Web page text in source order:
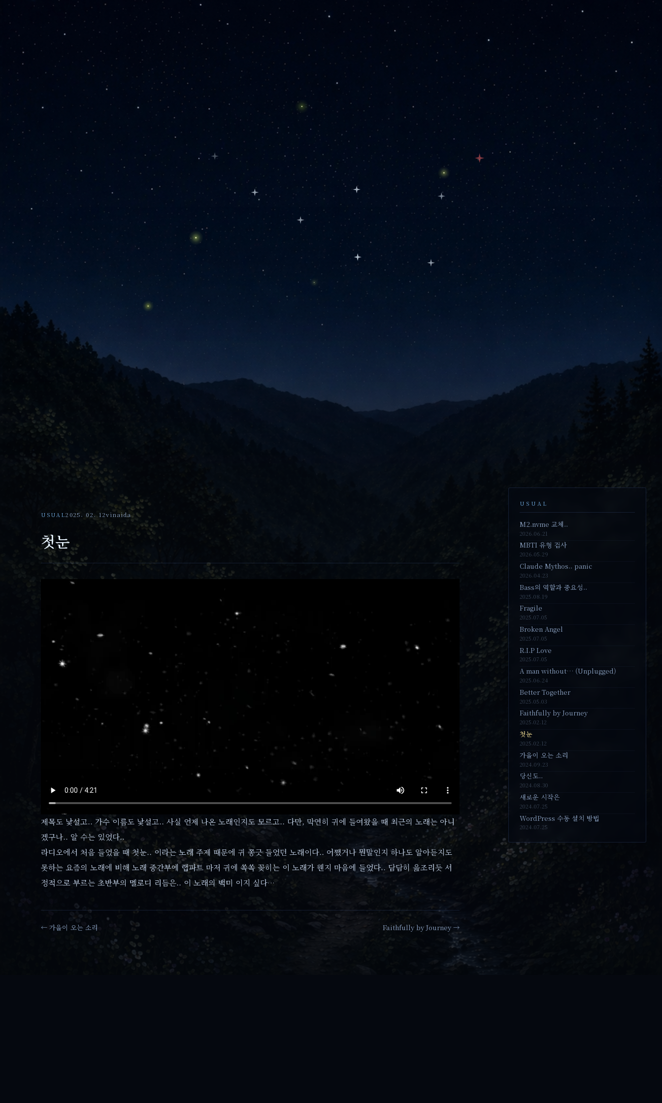
USUAL2025. 02. 12vinaida
첫눈
제목도 낯설고.. 가수 이름도 낯설고.. 사실 언제 나온 노래인지도 모르고.. 다만, 막연히 귀에 들여왔을 때 최근의 노래는 아니
겠구나.. 알 수는 있었다..
라디오에서 처음 들었을 때 첫눈.. 이라는 노래 주제 때문에 귀 쫑긋 들었던 노래이다.. 어쨌거나 뭔말인지 하나도 알아듣지도
못하는 요즘의 노래에 비해 노래 중간부에 랩파트 마저 귀에 쏙쏙 꽂히는 이 노래가 웬지 마음에 들었다.. 담담히 읊조리듯 서
정적으로 부르는 초반부의 멜로디 리듬은.. 이 노래의 백미 이지 싶다…
← 가을이 오는 소리 Faithfully by Journey →
USUAL
M2.nvme 교체..
2026.06.21
MBTI 유형 검사
2026.05.29
Claude Mythos.. panic
2026.04.23
Bass의 역할과 중요성..
2025.08.19
Fragile
2025.07.05
Broken Angel
2025.07.05
R.I.P Love
2025.07.05
A man without… (Unplugged)
2025.06.24
Better Together
2025.05.03
Faithfully by Journey
2025.02.12
첫눈
2025.02.12
가을이 오는 소리
2024.09.23
당신도..
2024.08.30
새로운 시작은
2024.07.25
WordPress 수동 설치 방법
2024.07.25